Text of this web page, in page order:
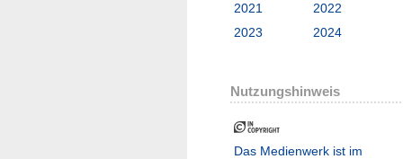
2021
2022
2023
2024
Nutzungshinweis
Das Medienwerk ist im